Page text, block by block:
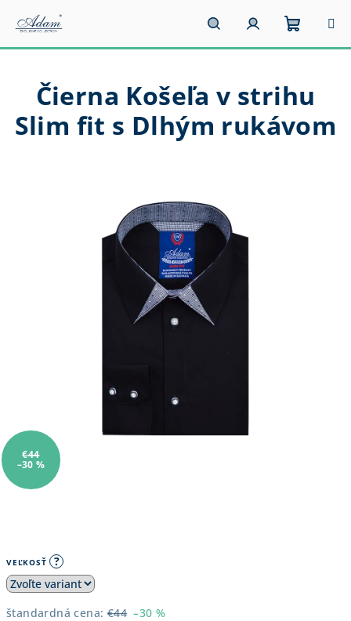
obsah
HľadaťPrihlásenie
košík
VEĽKOSŤ ?
štandardná cena: €44 –30 %
Čierna Košeľa v strihu
Slim fit s Dlhým rukávom
€44
–30 %